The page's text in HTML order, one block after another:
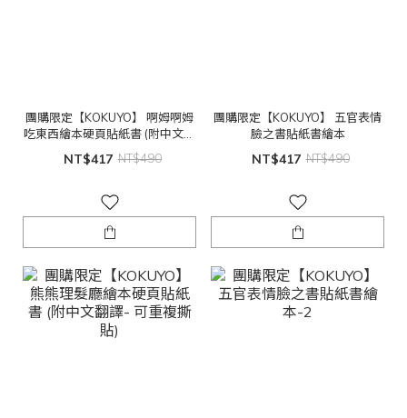
團購限定【KOKUYO】 啊姆啊姆
吃東西繪本硬頁貼紙書 (附中文翻
譯- 可重複撕貼)
NT$417 NT$490
團購限定【KOKUYO】 五官表情
臉之書貼紙書繪本
NT$417 NT$490